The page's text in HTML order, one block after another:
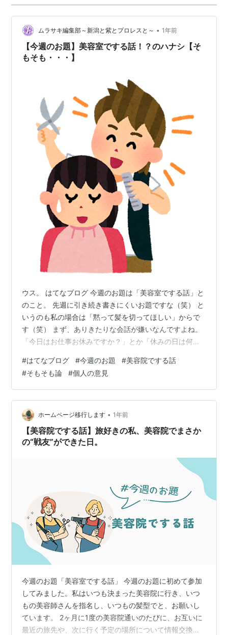
時もある。空気を読んでくれ…
ムラサキ編集部～新潟と紫とプロレスと～ • 1年前
【今週のお題】美容室でする話！？のハナシ【そ
もそも・・・】
ウス。 はてなブログ 今週のお題は「美容室でする話」と
のこと。 先週に引き続き書きにくいお題ですな（笑） と
いうのも私の場合は「黙って髪を切ってほしい」からで
す（笑） まず、ありきたりな会話が嫌いなんですよね。
「今日はお仕事お休みですか？」とか「休みの日は何し
作らず、転々と変えているので自然とありきたりな会話
になりがちなのです。 あともうひとつ困ったことがあり
まして。 それは髪を切ってもらっている最中に雑誌を読
んだりとか、スマホをいじれないということ。 なんてい
うか髪を切っている最中に顔を下に向けれないんですよ
ね。 これをやっている人は器用…
#はてなブログ #今週のお題 #美容院でする話
#そもそも論 #個人の意見
ホームページ移行します • 1年前
【美容院でする話】旅好きの私、美容院でまさか
の“戦友”ができた日。
今週のお題「美容室でする話」 今週のお題に初めて参加
してみました。私はいつも決まった美容院に行き、いつ
もの美容師さんを指名し、いつもの髪型でと、お願いし
ています。 2ヶ月に1度の美容院通いのたびに、お互いに
最近の旅先や、次に行く予定の場所について情報交換す